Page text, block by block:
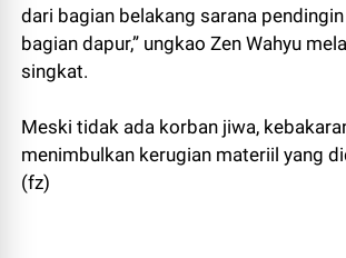
dari bagian belakang sarana
bagian dapur,” ungkao Zen Wahyu
singkat.
Meski tidak ada korban jiwa,
menimbulkan kerugian materiil yang
(fz)